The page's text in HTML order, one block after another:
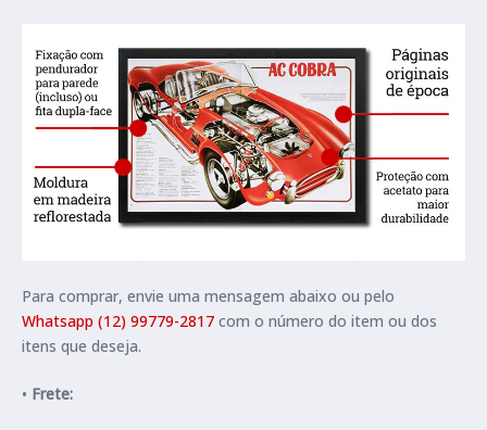
Para comprar, envie uma mensagem abaixo ou pelo
Whatsapp (12) 99779-2817 com o número do item ou dos
itens que deseja.
• Frete: